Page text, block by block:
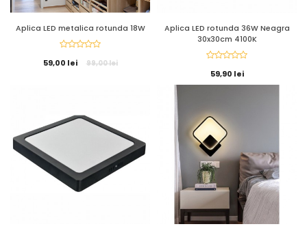
Aplica LED metalica rotunda 18W
59,00 lei 99,00 lei
Aplica LED rotunda 36W Neagra
30x30cm 4100K
59,90 lei